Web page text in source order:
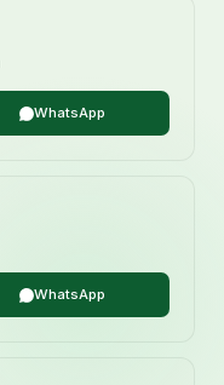
WhatsApp
WhatsApp